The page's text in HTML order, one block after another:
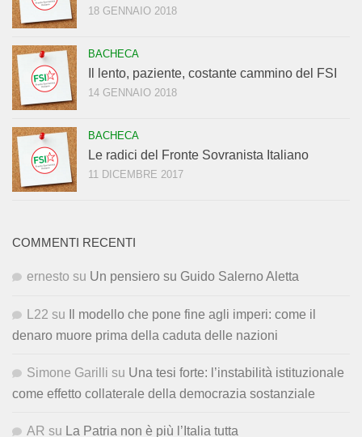
18 GENNAIO 2018
BACHECA
Il lento, paziente, costante cammino del FSI
14 GENNAIO 2018
BACHECA
Le radici del Fronte Sovranista Italiano
11 DICEMBRE 2017
COMMENTI RECENTI
ernesto su Un pensiero su Guido Salerno Aletta
L22 su
Il modello che pone fine agli imperi: come il
denaro muore prima della caduta delle nazioni
Simone Garilli su Una tesi forte: l’instabilità istituzionale
come effetto collaterale della democrazia sostanziale
AR su La Patria non è più l’Italia tutta